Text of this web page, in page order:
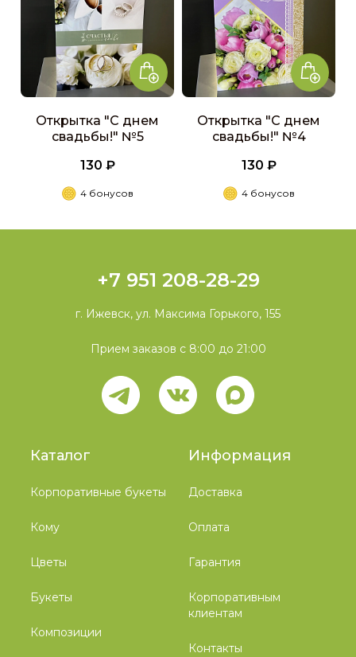
Открытка "С днем
свадьбы!" №5
130 ₽
4 бонусов
Открытка "С днем
свадьбы!" №4
130 ₽
4 бонусов
Каталог
Корпоративные букеты
Кому
Цветы
Букеты
Композиции
Информация
Доставка
Оплата
Гарантия
Корпоративным
клиентам
Контакты
+7 951 208-28-29
г. Ижевск, ул. Максима Горького, 155
Прием заказов с 8:00 до 21:00